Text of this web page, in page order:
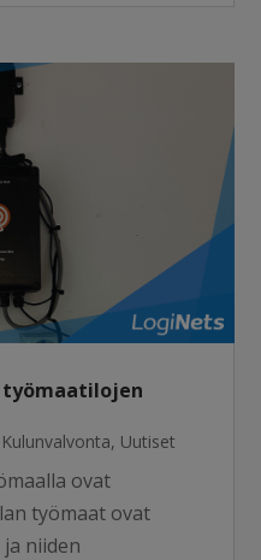
Kulunvalvonta, Uutiset
ovat
työmaat ovat
niiden